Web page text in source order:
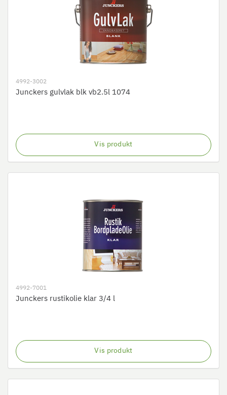
4992-3002
Junckers gulvlak blk vb2.5l 1074
Vis produkt
4992-7001
Junckers rustikolie klar 3/4 l
Vis produkt